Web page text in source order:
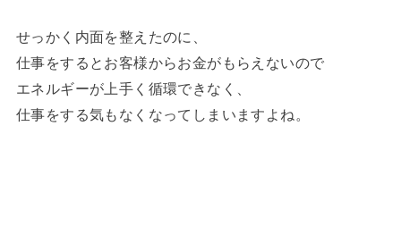
せっかく内面を整えたのに、
仕事をするとお客様からお金がもらえないので
エネルギーが上手く循環できなく、
仕事をする気もなくなってしまいますよね。